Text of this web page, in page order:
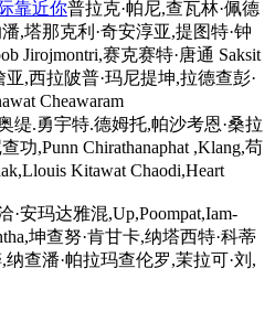
靠近你普拉克·帕尼,查瓦林·佩德
,塔那克利·奇安淳亚,提图特·钟
Jirojmontri,赛克赛特·唐通 Saksit
亚,西拉陂普·玛尼提坤,拉德查彭·
Cheawaram
缇.勇宇特.德姆托,帕沙考恩·桑拉
功,Punn Chirathanaphat ​​​,Klang,苟
Kitawat Chaodi,Heart
·安玛达雅混,Up,Poompat,Iam-
坤查努·肯甘卡,纳塔西特·科蒂
查潘·帕拉玛查伦罗,茉拉可·刘,